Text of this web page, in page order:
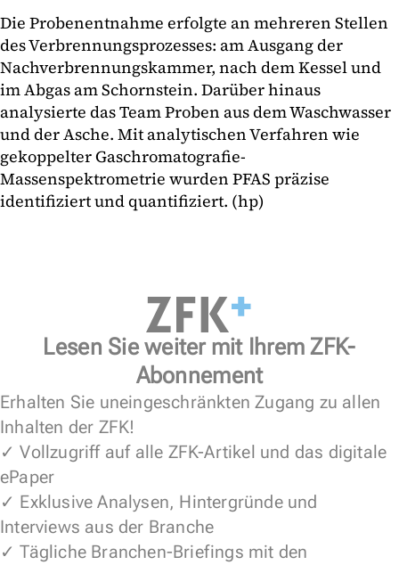
Die Probenentnahme erfolgte an mehreren Stellen
des Verbrennungsprozesses: am Ausgang der
Nachverbrennungskammer, nach dem Kessel und
im Abgas am Schornstein. Darüber hinaus
analysierte das Team Proben aus dem Waschwasser
und der Asche. Mit analytischen Verfahren wie
gekoppelter Gaschromatografie-
Massenspektrometrie wurden PFAS präzise
identifiziert und quantifiziert. (hp)
Lesen Sie weiter mit Ihrem ZFK-
Abonnement
Erhalten Sie uneingeschränkten Zugang zu allen
Inhalten der ZFK!
✓ Vollzugriff auf alle ZFK-Artikel und das digitale
ePaper
✓ Exklusive Analysen, Hintergründe und
Interviews aus der Branche
✓ Tägliche Branchen-Briefings mit den